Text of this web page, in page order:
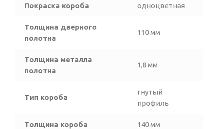
Покраска короба одноцветная
Толщина дверного
полотна
110 мм
Толщина металла
полотна
1,8 мм
Тип короба
гнутый
профиль
Толщина короба 140 мм